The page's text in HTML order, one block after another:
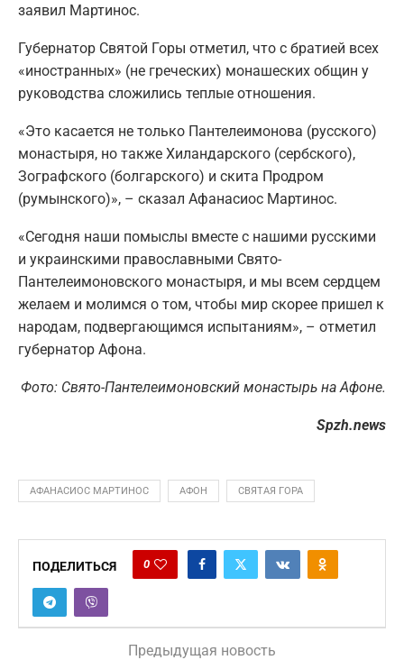
заявил Мартинос.
Губернатор Святой Горы отметил, что с братией всех
«иностранных» (не греческих) монашеских общин у
руководства сложились теплые отношения.
«Это касается не только Пантелеимонова (русского)
монастыря, но также Хиландарского (сербского),
Зографского (болгарского) и скита Продром
(румынского)», – сказал Афанасиос Мартинос.
«Сегодня наши помыслы вместе с нашими русскими
и украинскими православными Свято-
Пантелеимоновского монастыря, и мы всем сердцем
желаем и молимся о том, чтобы мир скорее пришел к
народам, подвергающимся испытаниям», – отметил
губернатор Афона.
Фото: Свято-Пантелеимоновский монастырь на Афоне.
Spzh.news
АФАНАСИОС МАРТИНОС АФОН СВЯТАЯ ГОРА
ПОДЕЛИТЬСЯ 0
Предыдущая новость